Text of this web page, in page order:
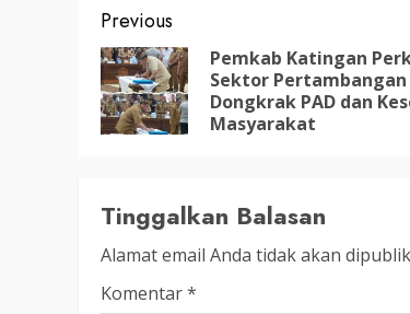
Post
navigation
Previous
Pemkab Katingan
Sektor
Dongkrak PAD dan
Masyarakat
Tinggalkan Balasan
Alamat email Anda tidak akan
Komentar*